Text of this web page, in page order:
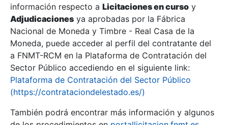
Mostrar/Ocultar
información respecto a Licitaciones en curso y
Adjudicaciones ya aprobadas por la Fábrica
Nacional de Moneda y Timbre - Real Casa de la
Moneda, puede acceder al perfil del contratante del
a FNMT-RCM en la Plataforma de Contratación del
Sector Público accediendo en el siguiente link:
Plataforma de Contratación del Sector Público
(https://contrataciondelestado.es/)
También podrá encontrar más información y algunos